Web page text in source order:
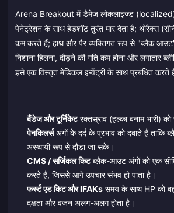
Arena Breakout में डैमेज लोकलाइज्ड (localized)
पेनेट्रेशन के साथ हेडशॉट तुरंत मार देता है; थोरैक्स
कम करते हैं; हाथ और पैर व्यक्तिगत रूप से "ब्लैक
निशाना हिलना, दौड़ने की गति कम होना और लगातार
इसे एक विस्तृत मेडिकल इन्वेंट्री के साथ प्रबंधित करते
बैंडेज और टूर्निकेटरक्तस्राव (हल्का बनाम भारी)
पेनकिलर्सअंगों के दर्द के प्रभाव को दबाते हैं ताकि
अस्थायी रूप से दौड़ा जा सके।
CMS / सर्जिकल किटब्लैक-आउट अंगों को एक
करते हैं, जिससे आगे उपचार संभव हो पाता है।
फर्स्ट एड किट और IFAKsसमय के साथ HP को
दक्षता और वजन अलग-अलग होता है।